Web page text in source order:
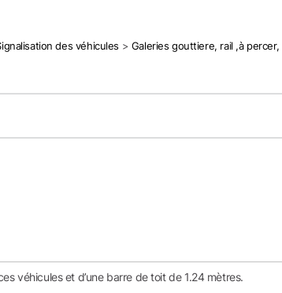
des véhicules > Galeries gouttiere, rail ,à percer,
véhicules et d’une barre de toit de 1.24 mètres.